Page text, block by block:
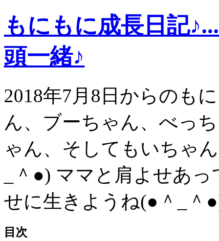
もにもに成長日記
頭一緒♪
2018年7月8日からのも
ん、ブーちゃん、べっ
ゃん、そしてもいちゃ
_＾●) ママと肩よせあ
せに生きようね(●＾_＾
目次